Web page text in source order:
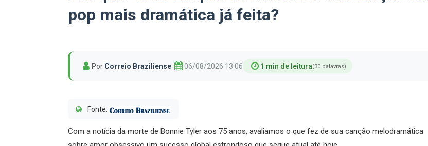
pop mais dramática já feita?
Por Correio Braziliense 06/08/2026 13:06 1 min de leitura(30 palavras)
Fonte:
Com a notícia da morte de Bonnie Tyler aos 75 anos, avaliamos o que fez de sua canção melodramática